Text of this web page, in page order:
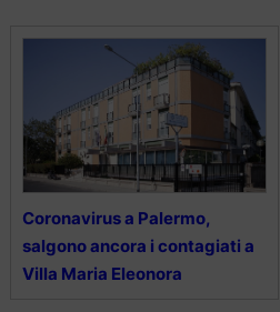
Coronavirus a Palermo,
salgono ancora i contagiati a
Villa Maria Eleonora